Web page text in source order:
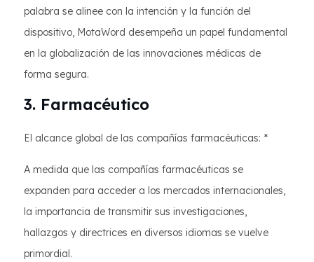
palabra se alinee con la intención y la función del
dispositivo, MotaWord desempeña un papel fundamental
en la globalización de las innovaciones médicas de
forma segura.
3. Farmacéutico
El alcance global de las compañías farmacéuticas: *
A medida que las compañías farmacéuticas se
expanden para acceder a los mercados internacionales,
la importancia de transmitir sus investigaciones,
hallazgos y directrices en diversos idiomas se vuelve
primordial.